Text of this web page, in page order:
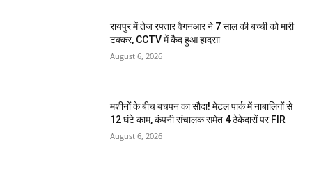
रायपुर में तेज रफ्तार वैगनआर ने 7 साल की बच्ची को मारी
टक्कर, CCTV में कैद हुआ हादसा
August 6, 2026
मशीनों के बीच बचपन का सौदा! मेटल पार्क में नाबालिगों से
12 घंटे काम, कंपनी संचालक समेत 4 ठेकेदारों पर FIR
August 6, 2026